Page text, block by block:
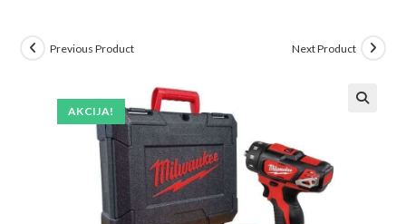
AKCIJA!
Previous Product Next Product